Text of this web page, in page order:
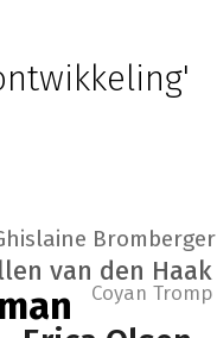
van den Haak
Bromberger
Coyan Tromp